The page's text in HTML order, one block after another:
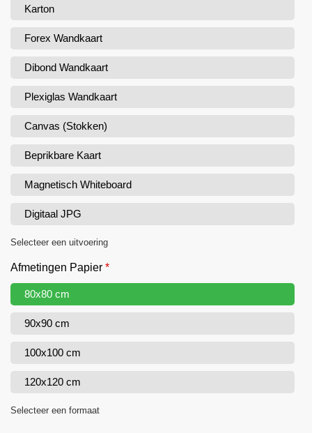
Karton
Forex Wandkaart
Dibond Wandkaart
Plexiglas Wandkaart
Canvas (Stokken)
Beprikbare Kaart
Magnetisch Whiteboard
Digitaal JPG
Selecteer een uitvoering
Afmetingen Papier *
80x80 cm
90x90 cm
100x100 cm
120x120 cm
Selecteer een formaat